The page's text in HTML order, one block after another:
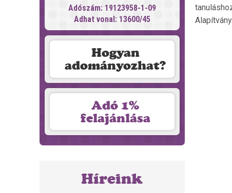
Adószám: 19123958-1-09
Adhat vonal: 13600/45
Hogyan
adományozhat?
Adó 1%
felajánlása
Híreink